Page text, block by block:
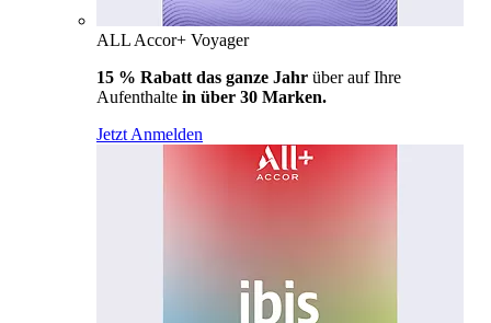
ALL Accor+ Voyager
15 % Rabatt das ganze Jahr über auf Ihre
Aufenthalte in über 30 Marken.
Jetzt Anmelden